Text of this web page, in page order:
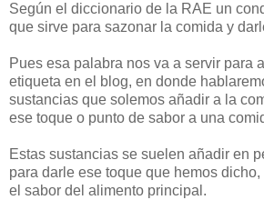
Según el diccionario de la RAE un
que sirve para sazonar la comida y
Pues esa palabra nos va a servir para
etiqueta en el blog, en donde
sustancias que solemos añadir a la
ese toque o punto de sabor a una
Estas sustancias se suelen añadir en
para darle ese toque que hemos
el sabor del alimento principal.